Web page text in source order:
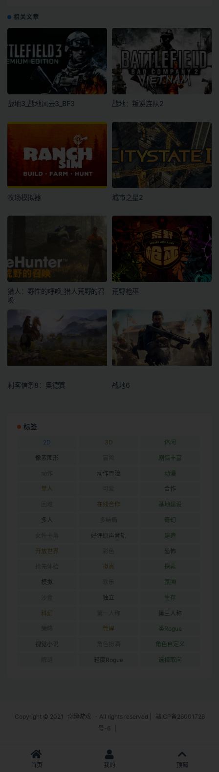
相关文章
战地3_战地风云3_BF3 战地：叛逆连队2
牧场模拟器 城市之星2
猎人：野性的呼唤_猎人荒野的召
唤
荒野枪巫
刺客信条8：奥德赛 战地6
标签
2D 3D 休闲
像素图形 剧情丰富
动作冒险 动漫
单人 合作
在线合作 基地建设
多人 奇幻
好评原声音轨 建造
开放世界 恐怖
拟真 探索
模拟 氛围
独立 生存
科幻 第三人称
管理 类Rogue
视觉小说 角色自定义
轻度Rogue 选择取向
Copyright © 2021 奇趣游戏 - All rights reserved
赣ICP备26001726
号-6
首页 我的 顶部